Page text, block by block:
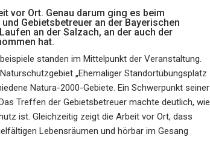
vor Ort. Genau darum ging es beim
Gebietsbetreuer an der Bayerischen
an der Salzach, an der auch der
hat.
standen im Mittelpunkt der Veranstaltung.
„Ehemaliger Standortübungsplatz
Natura-2000-Gebiete. Ein Schwerpunkt seiner
Treffen der Gebietsbetreuer machte deutlich, wie
ist. Gleichzeitig zeigt die Arbeit vor Ort, dass
Lebensräumen und hörbar im Gesang